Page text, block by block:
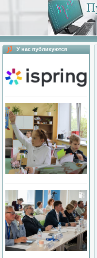
У нас публикуются